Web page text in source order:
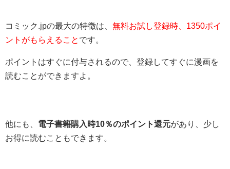
コミック.jpの最大の特徴は、 無料お試し登録時、1350ポイ
ントがもらえること です。
ポイントはすぐに付与されるので、登録してすぐに漫画を
読むことができますよ。
他にも、 電子書籍購入時10％のポイント還元があり、少し
お得に読むこともできます。